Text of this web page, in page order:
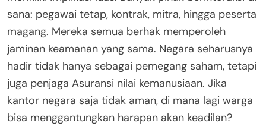
sana: pegawai tetap, kontrak, mitra, hingga peserta
magang. Mereka semua berhak memperoleh
jaminan keamanan yang sama. Negara seharusnya
hadir tidak hanya sebagai pemegang saham, tetapi
juga penjaga Asuransi nilai kemanusiaan. Jika
kantor negara saja tidak aman, di mana lagi warga
bisa menggantungkan harapan akan keadilan?